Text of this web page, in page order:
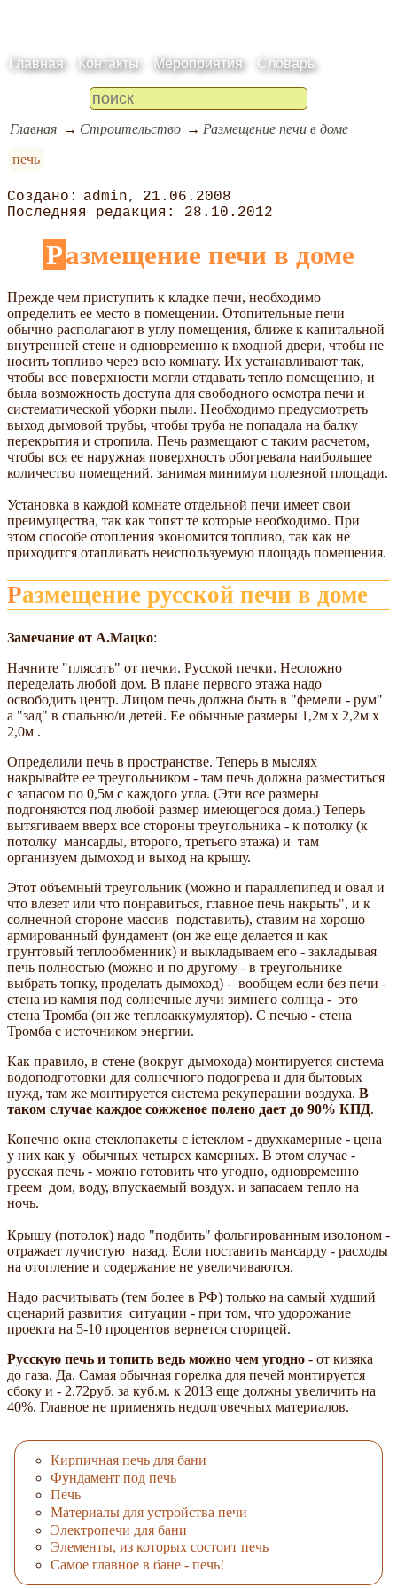
Главная Контакты Мероприятия Словарь
Главная Строительство
Размещение печи в доме
печь
admin
21.06.2008
28.10.2012
Размещение печи в доме
Прежде чем приступить к кладке печи, необходимо
определить ее место в помещении. Отопительные печи
обычно располагают в углу помещения, ближе к капитальной
внутренней стене и одновременно к входной двери, чтобы не
носить топливо через всю комнату. Их устанавливают так,
чтобы все поверхности могли отдавать тепло помещению, и
была возможность доступа для свободного осмотра печи и
систематической уборки пыли. Необходимо предусмотреть
выход дымовой трубы, чтобы труба не попадала на балку
перекрытия и стропила. Печь размещают с таким расчетом,
чтобы вся ее наружная поверхность обогревала наибольшее
количество помещений, занимая минимум полезной площади.
Установка в каждой комнате отдельной печи имеет свои
преимущества, так как топят те которые необходимо. При
этом способе отопления экономится топливо, так как не
приходится отапливать неиспользуемую площадь помещения.
Размещение русской печи в доме
Замечание от А.Мацко:
Начните "плясать" от печки. Русской печки. Несложно
переделать любой дом. В плане первого этажа надо
освободить центр. Лицом печь должна быть в "фемели - рум"
а "зад" в спальню/и детей. Ее обычные размеры 1,2м х 2,2м х
2,0м .
Определили печь в пространстве. Теперь в мыслях
накрывайте ее треугольником - там печь должна разместиться
с запасом по 0,5м с каждого угла. (Эти все размеры
подгоняются под любой размер имеющегося дома.) Теперь
вытягиваем вверх все стороны треугольника - к потолку (к
потолку мансарды, второго, третьего этажа) и там
организуем дымоход и выход на крышу.
Этот объемный треугольник (можно и параллепипед и овал и
что влезет или что понравиться, главное печь накрыть", и к
солнечной стороне массив подставить), ставим на хорошо
армированный фундамент (он же еще делается и как
грунтовый теплообменник) и выкладываем его - закладывая
печь полностью (можно и по другому - в треугольнике
выбрать топку, проделать дымоход) - вообщем если без печи -
стена из камня под солнечные лучи зимнего солнца - это
стена Тромба (он же теплоаккумулятор). С печью - стена
Тромба с источником энергии.
Как правило, в стене (вокруг дымохода) монтируется система
водоподготовки для солнечного подогрева и для бытовых
нужд, там же монтируется система рекуперации воздуха. В
таком случае каждое сожженое полено дает до 90% КПД.
Конечно окна стеклопакеты с iстеклом - двухкамерные - цена
у них как у обычных четырех камерных. В этом случае -
русская печь - можно готовить что угодно, одновременно
греем дом, воду, впускаемый воздух. и запасаем тепло на
ночь.
Крышу (потолок) надо "подбить" фольгированным изолоном -
отражает лучистую назад. Если поставить мансарду - расходы
на отопление и содержание не увеличиваются.
Надо расчитывать (тем более в РФ) только на самый худший
сценарий развития ситуации - при том, что удорожание
проекта на 5-10 процентов вернется сторицей.
Русскую печь и топить ведь можно чем угодно - от кизяка
до газа. Да. Самая обычная горелка для печей монтируется
сбоку и - 2,72руб. за куб.м. к 2013 еще должны увеличить на
40%. Главное не применять недолговечных материалов.
Кирпичная печь для бани
Фундамент под печь
Печь
Материалы для устройства печи
Электропечи для бани
Элементы, из которых состоит печь
Самое главное в бане - печь!